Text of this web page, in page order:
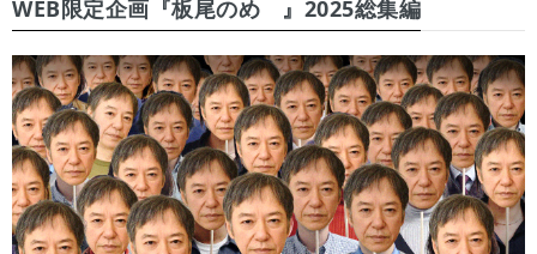
WEB限定企画『板尾のめ゙』2025総集編